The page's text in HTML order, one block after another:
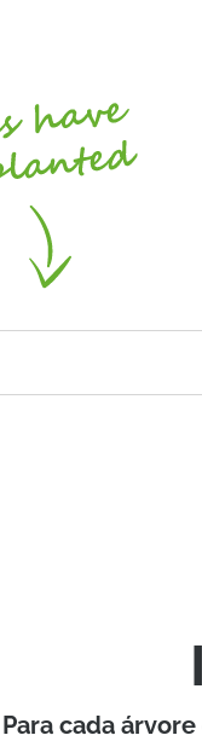
Para cada